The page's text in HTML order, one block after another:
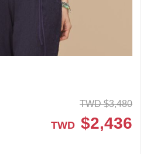
TWD $3,480
TWD $2,436